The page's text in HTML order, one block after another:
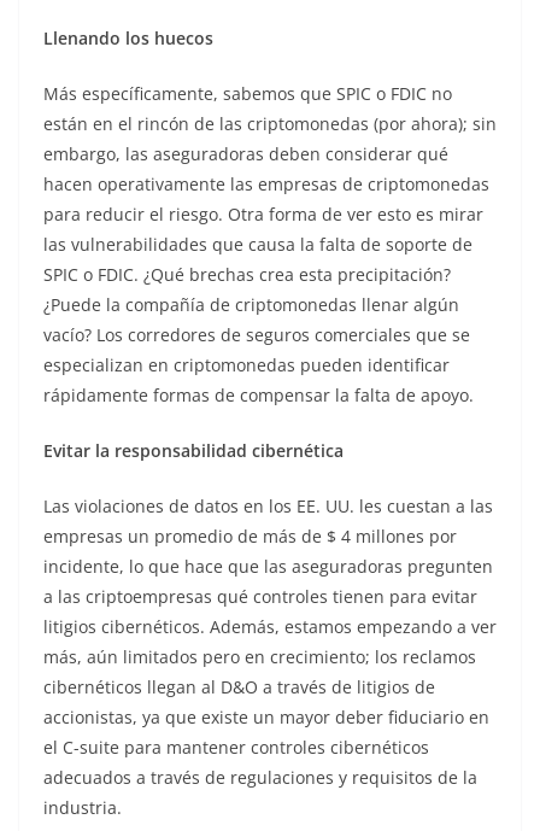
Llenando los huecos
Más específicamente, sabemos que SPIC o FDIC no
están en el rincón de las criptomonedas (por ahora); sin
embargo, las aseguradoras deben considerar qué
hacen operativamente las empresas de criptomonedas
para reducir el riesgo. Otra forma de ver esto es mirar
las vulnerabilidades que causa la falta de soporte de
SPIC o FDIC. ¿Qué brechas crea esta precipitación?
¿Puede la compañía de criptomonedas llenar algún
vacío? Los corredores de seguros comerciales que se
especializan en criptomonedas pueden identificar
rápidamente formas de compensar la falta de apoyo.
Evitar la responsabilidad cibernética
Las violaciones de datos en los EE. UU. les cuestan a las
empresas un promedio de más de $ 4 millones por
incidente, lo que hace que las aseguradoras pregunten
a las criptoempresas qué controles tienen para evitar
litigios cibernéticos. Además, estamos empezando a ver
más, aún limitados pero en crecimiento; los reclamos
cibernéticos llegan al D&O a través de litigios de
accionistas, ya que existe un mayor deber fiduciario en
el C-suite para mantener controles cibernéticos
adecuados a través de regulaciones y requisitos de la
industria.